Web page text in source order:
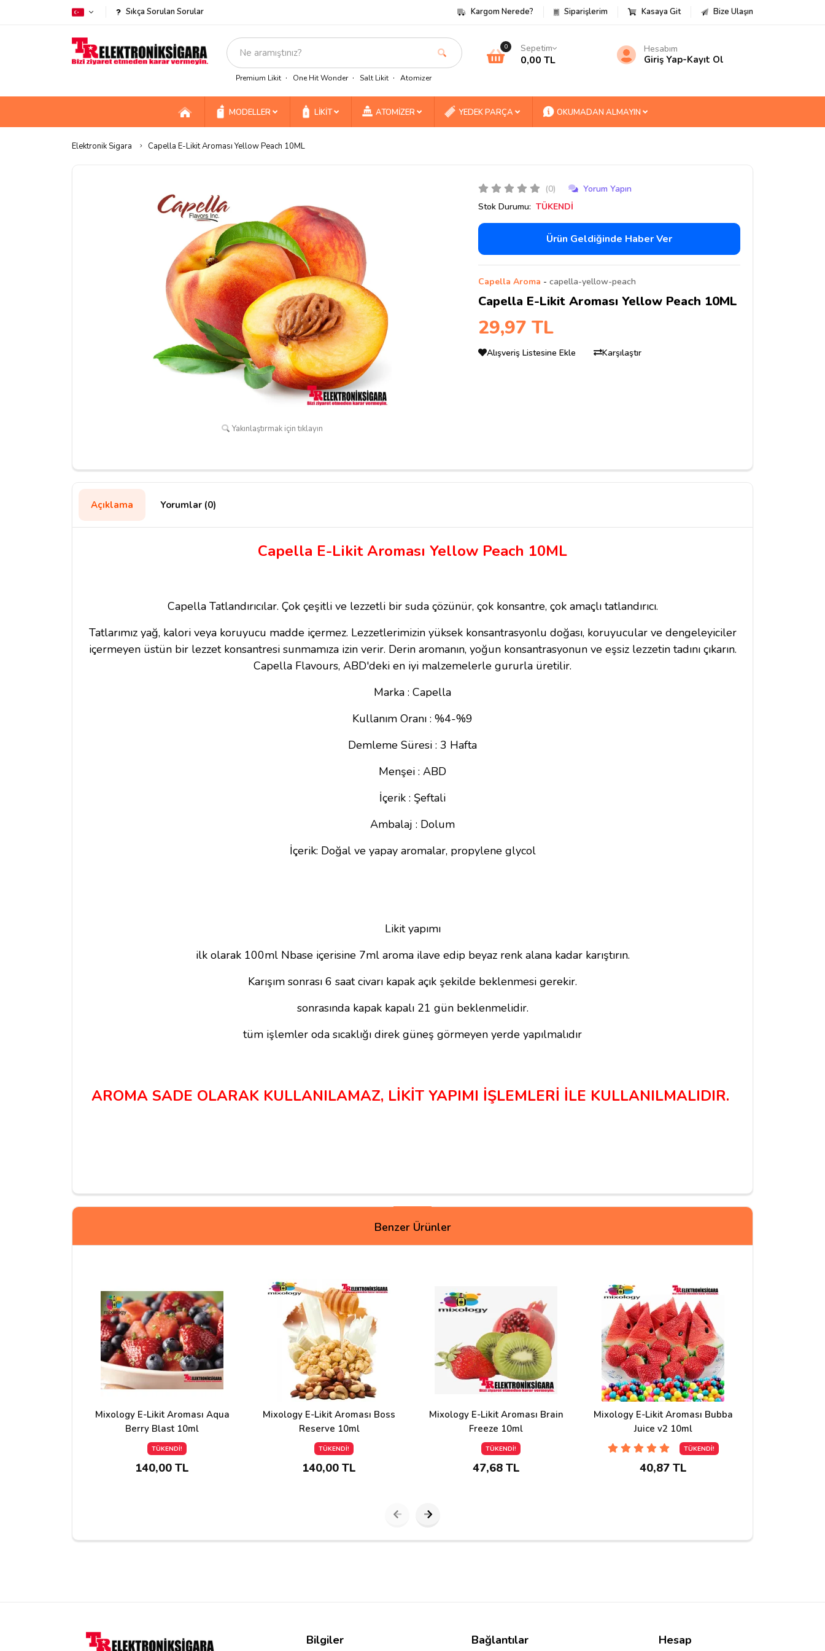
Sıkça Sorulan Sorular Kargom Nerede? Siparişlerim Kasaya Git Bize Ulaşın
Premium Likit One Hit Wonder Salt Likit Atomizer
0 Sepetim
0,00 TL
Hesabım
Giriş Yap-Kayıt Ol
MODELLER LİKİT ATOMİZER YEDEK PARÇA OKUMADAN ALMAYIN
Elektronik Sigara Capella E-Likit Aroması Yellow Peach 10ML
Yakınlaştırmak için tıklayın
(0)
Yorum Yapın
Stok Durumu: TÜKENDİ
Ürün Geldiğinde Haber Ver
Capella Aroma - capella-yellow-peach
Capella E-Likit Aroması Yellow Peach 10ML
29,97 TL
Alışveriş Listesine Ekle Karşılaştır
Açıklama Yorumlar (0)
Capella E-Likit Aroması Yellow Peach 10ML
Capella Tatlandırıcılar. Çok çeşitli ve lezzetli bir suda çözünür, çok konsantre, çok amaçlı tatlandırıcı.
Tatlarımız yağ, kalori veya koruyucu madde içermez. Lezzetlerimizin yüksek konsantrasyonlu doğası, koruyucular ve dengeleyiciler
içermeyen üstün bir lezzet konsantresi sunmamıza izin verir. Derin aromanın, yoğun konsantrasyonun ve eşsiz lezzetin tadını çıkarın.
Capella Flavours, ABD'deki en iyi malzemelerle gururla üretilir.
Marka : Capella
Kullanım Oranı : %4-%9
Demleme Süresi : 3 Hafta
Menşei : ABD
İçerik : Şeftali
Ambalaj : Dolum
İçerik: Doğal ve yapay aromalar, propylene glycol
Likit yapımı
ilk olarak 100ml Nbase içerisine 7ml aroma ilave edip beyaz renk alana kadar karıştırın.
Karışım sonrası 6 saat civarı kapak açık şekilde beklenmesi gerekir.
sonrasında kapak kapalı 21 gün beklenmelidir.
tüm işlemler oda sıcaklığı direk güneş görmeyen yerde yapılmalıdır
AROMA SADE OLARAK KULLANILAMAZ, LİKİT YAPIMI İŞLEMLERİ İLE KULLANILMALIDIR.
Yorumunuz*
Benzer Ürünler
Mixology E-Likit Aroması Aqua
Berry Blast 10ml
TÜKENDİ!
140,00 TL
Mixology E-Likit Aroması Boss
Reserve 10ml
TÜKENDİ!
140,00 TL
Mixology E-Likit Aroması Brain
Freeze 10ml
TÜKENDİ!
47,68 TL
Mixology E-Likit Aroması Bubba
Juice v2 10ml
TÜKENDİ!
40,87 TL
Bilgiler Bağlantılar Hesap